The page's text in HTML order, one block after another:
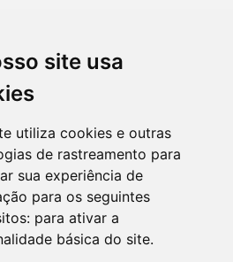
site usa
utiliza cookies e outras
de rastreamento para
sua experiência de
para os seguintes
para ativar a
básica do site.
EM REVISTA
Prefixo DOI : 10.1590 |
Federal do Paraná
- Campus Rebouças